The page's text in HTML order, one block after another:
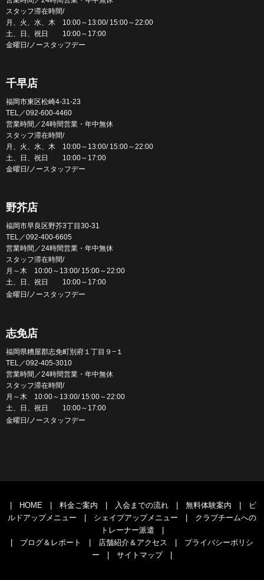
スタッフ滞在時間/
月、火、水、木 10:00～13:00/ 15:00～22:00
土、日、祝日 10:00～17:00
金曜日/ノースタッフデー
千早店
福岡市東区松崎4-31-23
TEL／092-600-4460
営業時間／24時間営業・年中無休
スタッフ滞在時間/
月、火、水、木 10:00～13:00/ 15:00～22:00
土、日、祝日 10:00～17:00
金曜日/ノースタッフデー
野芥店
福岡市早良区野芥3丁目30-31
TEL／092-400-6605
営業時間／24時間営業・年中無休
スタッフ滞在時間/
月～木 10:00～13:00/ 15:00～22:00
土、日、祝日 10:00～17:00
金曜日/ノースタッフデー
志免店
福岡県糟屋郡志免町別府１丁目９−１
TEL／092-405-3010
営業時間／24時間営業・年中無休
スタッフ滞在時間/
月～木 10:00～13:00/ 15:00～22:00
土、日、祝日 10:00～17:00
金曜日/ノースタッフデー
HOME 料金ご案内 入会までの流れ 無料体験案内
ビ
ルドアップメニュー
シェイプアップメニュー
クラブチームへの
トレーナー派遣
ブログ＆レポート 店舗紹介＆アクセス
プライバシーポリシ
ー
サイトマップ|